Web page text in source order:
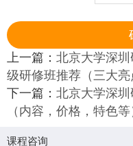
上一篇： 北京大学深
级研修班推荐（三大亮
下一篇： 北京大学深
（内容，价格，特色等
课程咨询